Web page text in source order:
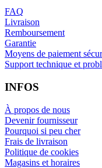
FAQ
Livraison
Remboursement
Garantie
Moyens de paiement
Support technique et
INFOS
À propos de nous
Devenir fournisseur
Pourquoi si peu cher
Frais de livraison
Politique de cookies
Magasins et horaires